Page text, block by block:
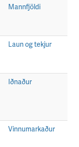
Mannfjöldi
Laun og tekjur
Iðnaður
Vinnumarkaður